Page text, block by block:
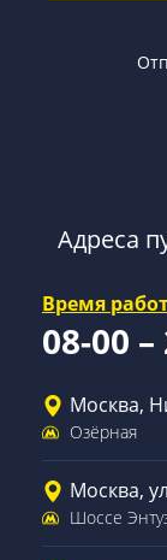
Адреса
Время
08-00 –
Москва,
Озёрная
Москва,
Шоссе